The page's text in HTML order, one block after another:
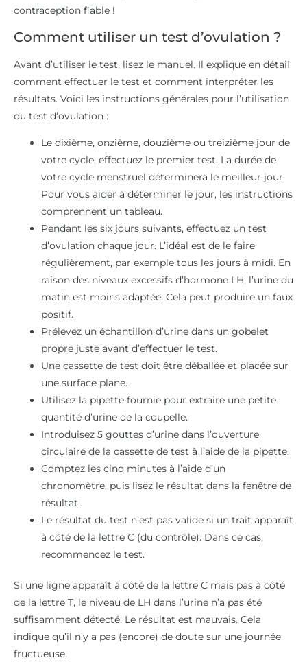
contraception fiable !
Comment utiliser un test d’ovulation ?
Avant d’utiliser le test, lisez le manuel. Il explique en détail
comment effectuer le test et comment interpréter les
résultats. Voici les instructions générales pour l’utilisation
du test d’ovulation :
Le dixième, onzième, douzième ou treizième jour de
votre cycle, effectuez le premier test. La durée de
votre cycle menstruel déterminera le meilleur jour.
Pour vous aider à déterminer le jour, les instructions
comprennent un tableau.
Pendant les six jours suivants, effectuez un test
d’ovulation chaque jour. L’idéal est de le faire
régulièrement, par exemple tous les jours à midi. En
raison des niveaux excessifs d’hormone LH, l’urine du
matin est moins adaptée. Cela peut produire un faux
positif.
Prélevez un échantillon d’urine dans un gobelet
propre juste avant d’effectuer le test.
Une cassette de test doit être déballée et placée sur
une surface plane.
Utilisez la pipette fournie pour extraire une petite
quantité d’urine de la coupelle.
Introduisez 5 gouttes d’urine dans l’ouverture
circulaire de la cassette de test à l’aide de la pipette.
Comptez les cinq minutes à l’aide d’un
chronomètre, puis lisez le résultat dans la fenêtre de
résultat.
Le résultat du test n’est pas valide si un trait apparaît
à côté de la lettre C (du contrôle). Dans ce cas,
recommencez le test.
Si une ligne apparaît à côté de la lettre C mais pas à côté
de la lettre T, le niveau de LH dans l’urine n’a pas été
suffisamment détecté. Le résultat est mauvais. Cela
indique qu’il n’y a pas (encore) de doute sur une journée
fructueuse.